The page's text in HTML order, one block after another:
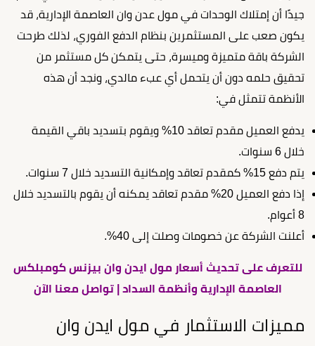
جيدًا أن إمتلاك الوحدات في مول عدن وان العاصمة الإدارية، قد
يكون صعب على المستثمرين بنظام الدفع الفوري، لذلك طرحت
الشركة باقة متميزة وميسرة، حتى يتمكن كل مستثمر من
تحقيق حلمه دون أن يتحمل أي عبء مالدي، ونجد أن هذه
الأنظمة تتمثل في:
يدفع العميل مقدم تعاقد 10% ويقوم بتسديد باقي القيمة
خلال 6 سنوات.
يتم دفع 15% كمقدم تعاقد وإمكانية التسديد خلال 7 سنوات.
إذا دفع العميل 20% مقدم تعاقد يمكنه أن يقوم بالتسديد خلال
8 أعوام.
أعلنت الشركة عن خصومات وصلت إلى 40%.
للتعرف على تحديث أسعار مول ايدن وان بيزنس كومبلكس
العاصمة الإدارية وأنظمة السداد | تواصل معنا الآن
مميزات الاستثمار في مول ايدن وان